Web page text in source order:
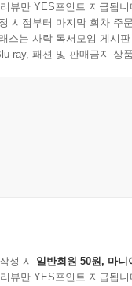
뷰만 YES포인트 지급됩니
시점부터 마지막 회차 주
스는 사락 독서모임 게시
ray, 패션 및 판매금지 상
성 시 일반회원 50원, 마니
뷰만 YES포인트 지급됩니